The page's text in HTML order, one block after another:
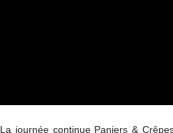
La journée continue Paniers &